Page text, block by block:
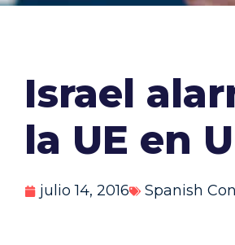
Israel
la UE en
julio 14, 2016 Spanish